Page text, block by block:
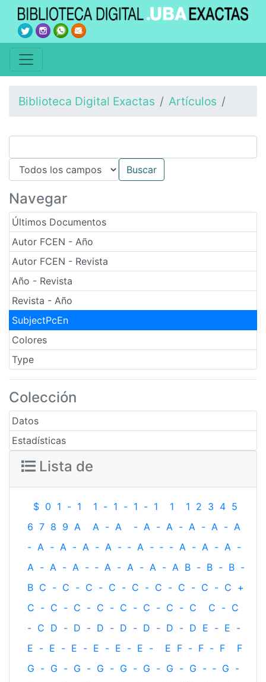
Biblioteca Digital Exactas Artículos
Navegar
Últimos Documentos
Autor FCEN - Año
Autor FCEN - Revista
Año - Revista
Revista - Año
SubjectPcEn
Colores
Type
Colección
Datos
Estadísticas
Lista de
$ 0 1 - 1 1 - 1 - 1 - 1 1 1 2 3 4 5
6 7 8 9 A A - A - A - A - A - A - A
- A - A - A - A - ‐ A - ‐ - A - A - A -
A - A - A - ‐ A - A - A - A B - B - B -
B C - C - C - C - C - C - C - C - C +
C - C - C - C - C - C - C - C C - C
- C D - D - D - D - D - D - D E - E -
E - E - E - E - E - E - E F - F - F
F
G - G - G - G - G - G - G - G - ‐ G -